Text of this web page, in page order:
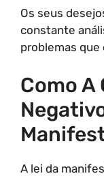
Os seus
constante
problemas que
Como A
A lei da